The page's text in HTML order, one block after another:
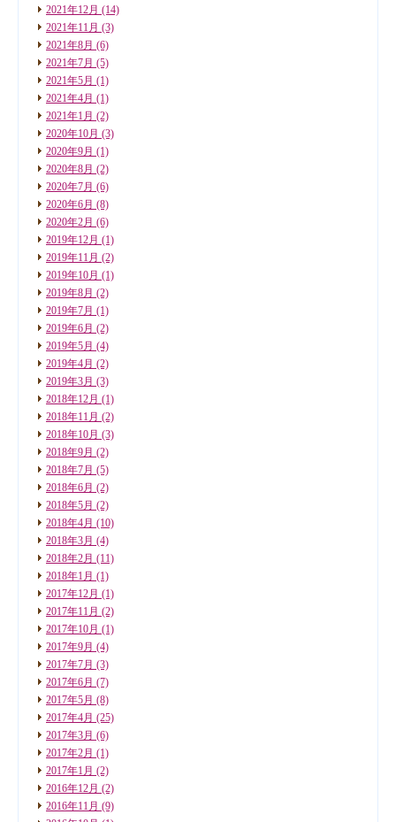
2021年12月 (14)
2021年11月 (3)
2021年8月 (6)
2021年7月 (5)
2021年5月 (1)
2021年4月 (1)
2021年1月 (2)
2020年10月 (3)
2020年9月 (1)
2020年8月 (2)
2020年7月 (6)
2020年6月 (8)
2020年2月 (6)
2019年12月 (1)
2019年11月 (2)
2019年10月 (1)
2019年8月 (2)
2019年7月 (1)
2019年6月 (2)
2019年5月 (4)
2019年4月 (2)
2019年3月 (3)
2018年12月 (1)
2018年11月 (2)
2018年10月 (3)
2018年9月 (2)
2018年7月 (5)
2018年6月 (2)
2018年5月 (2)
2018年4月 (10)
2018年3月 (4)
2018年2月 (11)
2018年1月 (1)
2017年12月 (1)
2017年11月 (2)
2017年10月 (1)
2017年9月 (4)
2017年7月 (3)
2017年6月 (7)
2017年5月 (8)
2017年4月 (25)
2017年3月 (6)
2017年2月 (1)
2017年1月 (2)
2016年12月 (2)
2016年11月 (9)